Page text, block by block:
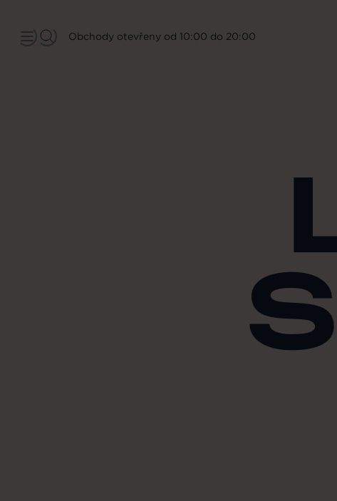
Obchody otevřeny od 10:00 do 20:00